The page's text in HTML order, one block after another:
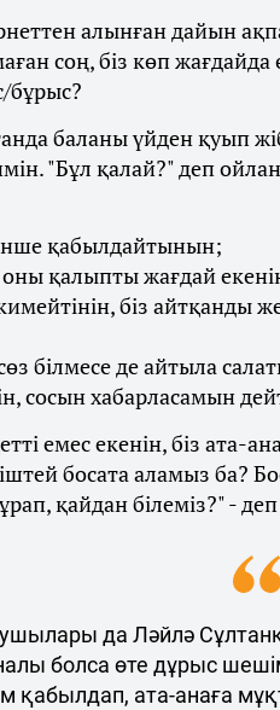
алынған дайын
соң, біз көп
баланы үйден қуып
"Бұл қалай?" деп
қабылдайтынын;
оны қалыпты жағдай
біз айтқанды
білмесе де айтыла
сосын хабарласамын
емес екенін, біз
босата аламыз ба?
қайдан білеміз?" -
да Ләйлә
болса өте дұрыс
қабылдап, ата-анаға